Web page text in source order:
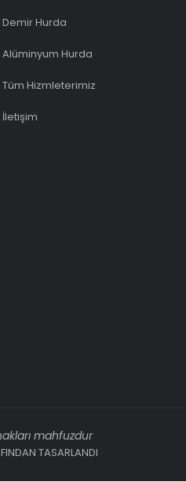
Demir Hurda
Alüminyum Hurda
Tüm Hizmleterimiz
İletişim
mahfuzdur
TASARLANDI